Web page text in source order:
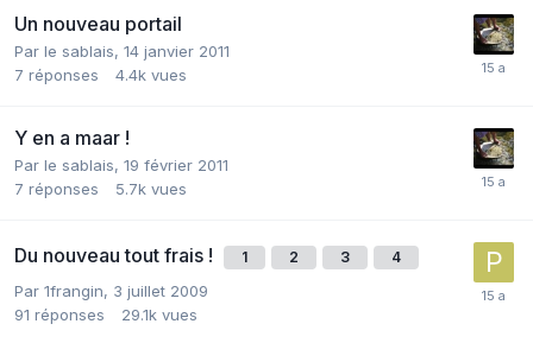
Un nouveau portail
Par le sablais, 14 janvier 2011
7 réponses 4.4k vues
Y en a maar !
Par le sablais, 19 février 2011
7 réponses 5.7k vues
Du nouveau tout frais ! 1 2 3 4
Par 1frangin, 3 juillet 2009
91 réponses 29.1k vues